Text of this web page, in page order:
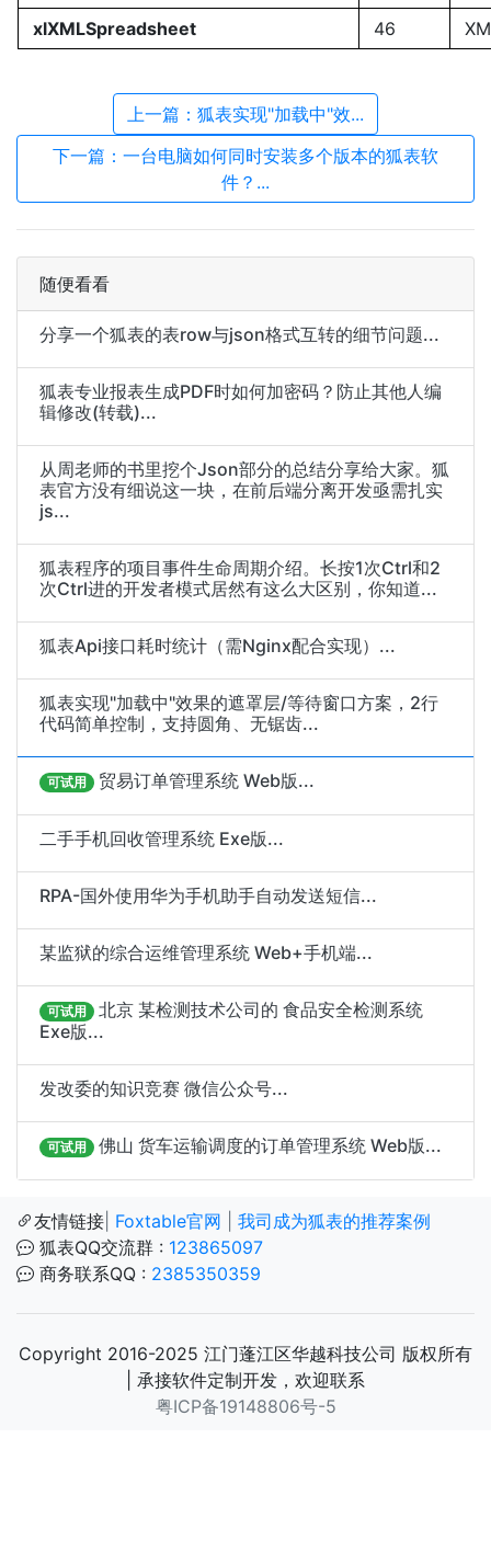
xlXMLSpreadsheet
46
上一篇：狐表实现"加载中"效...
下一篇：一台电脑如何同时安装多个版本的狐表软
件？...
随便看看
分享一个狐表的表row与json格式互转的细节问题...
狐表专业报表生成PDF时如何加密码？防止其他人编
辑修改(转载)...
从周老师的书里挖个Json部分的总结分享给大家。狐
表官方没有细说这一块，在前后端分离开发亟需扎实
js...
狐表程序的项目事件生命周期介绍。长按1次Ctrl和2
次Ctrl进的开发者模式居然有这么大区别，你知道...
狐表Api接口耗时统计（需Nginx配合实现）...
狐表实现"加载中"效果的遮罩层/等待窗口方案，2行
代码简单控制，支持圆角、无锯齿...
可试用 贸易订单管理系统 Web版...
二手手机回收管理系统 Exe版...
RPA-国外使用华为手机助手自动发送短信...
某监狱的综合运维管理系统 Web+手机端...
可试用
北京 某检测技术公司的 食品安全检测系统
Exe版...
发改委的知识竞赛 微信公众号...
可试用 佛山 货车运输调度的订单管理系统 Web版...
友情链接 Foxtable官网
我司成为狐表的推荐案例
狐表QQ交流群 : 123865097
商务联系QQ : 2385350359
Copyright 2016-2025 江门蓬江区华越科技公司 版权所有
| 承接软件定制开发，欢迎联系
粤ICP备19148806号-5